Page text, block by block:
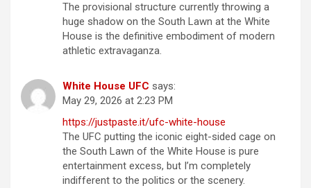
The provisional structure currently throwing a
huge shadow on the South Lawn at the White
House is the definitive embodiment of modern
athletic extravaganza.
White House UFC says:
May 29, 2026 at 2:23 PM
https://justpaste.it/ufc-white-house
The UFC putting the iconic eight-sided cage on
the South Lawn of the White House is pure
entertainment excess, but I’m completely
indifferent to the politics or the scenery.